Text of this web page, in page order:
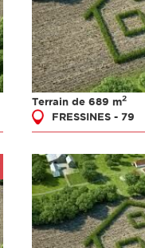
Terrain de 689 m2
FRESSINES - 79